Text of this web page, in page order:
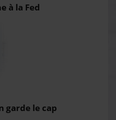
à la Fed
garde le cap